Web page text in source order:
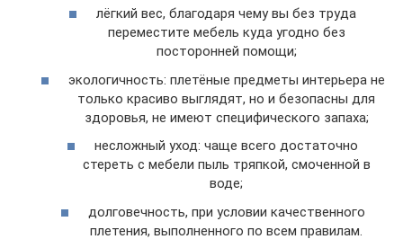
лёгкий вес, благодаря чему вы без труда
переместите мебель куда угодно без
посторонней помощи;
экологичность: плетёные предметы интерьера не
только красиво выглядят, но и безопасны для
здоровья, не имеют специфического запаха;
несложный уход: чаще всего достаточно
стереть с мебели пыль тряпкой, смоченной в
воде;
долговечность, при условии качественного
плетения, выполненного по всем правилам.